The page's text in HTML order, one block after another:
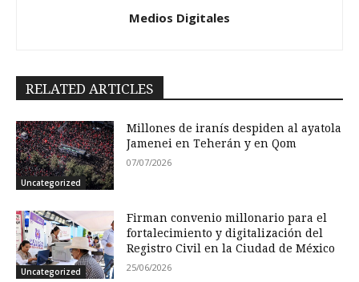
Medios Digitales
RELATED ARTICLES
Uncategorized
Millones de iranís despiden al ayatola
Jamenei en Teherán y en Qom
07/07/2026
Uncategorized
Firman convenio millonario para el
fortalecimiento y digitalización del
Registro Civil en la Ciudad de México
25/06/2026